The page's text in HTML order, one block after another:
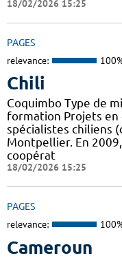
18/02/2026 15:25
PAGES
relevance:
Chili
Coquimbo Type de
formation Projets en
spécialistes chiliens
Montpellier. En
coopérat
18/02/2026 15:25
PAGES
relevance:
Cameroun